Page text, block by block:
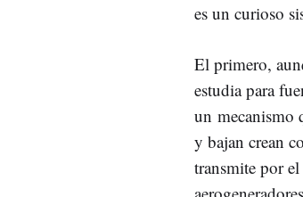
es un curioso
El primero,
estudia para
un mecanismo
y bajan crean
transmite por